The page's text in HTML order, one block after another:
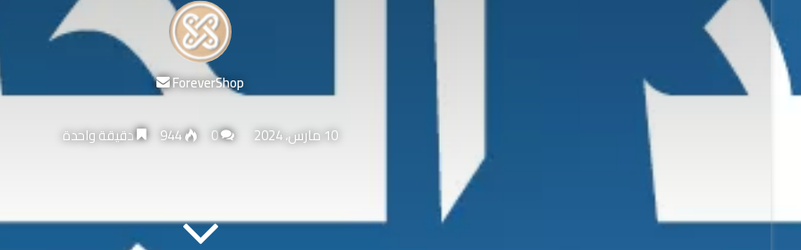
ForeverShop
أرسل
بريدا
إلكترونيا
10 مارس، 2024 0
944 دقيقة واحدة